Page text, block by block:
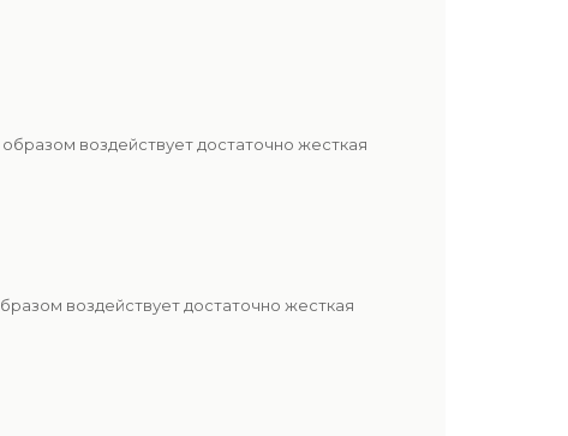
воздействует достаточно жесткая
воздействует достаточно жесткая